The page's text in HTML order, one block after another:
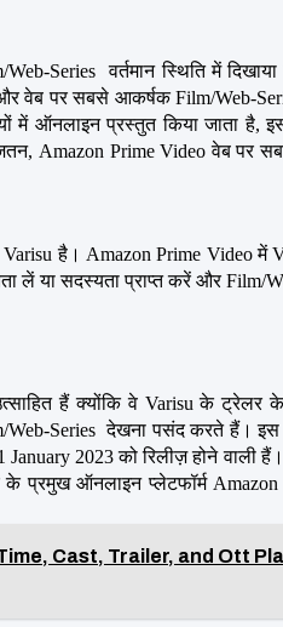
Series  वर्तमान स्थिति में
वेब पर सबसे आकर्षक Film/Web-
में ऑनलाइन प्रस्तुत किया जाता है,
Amazon Prime Video वेब पर
है। Amazon Prime Video में
लें या सदस्यता प्राप्त करें और Film/
हैं क्योंकि वे Varisu के ट्रेलर
Series  देखना पसंद करते हैं।
2023 को रिलीज़ होने वाली
ऑनलाइन प्लेटफॉर्म Amazon
Cast, Trailer, and Ott